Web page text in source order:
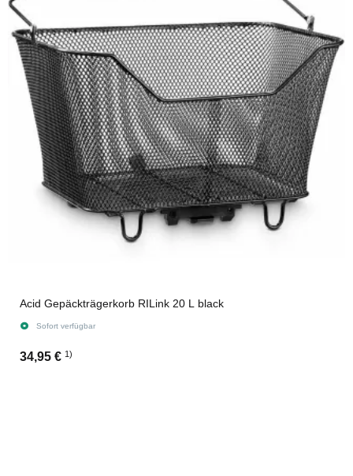
Acid Gepäckträgerkorb RILink 20 L black
Sofort verfügbar
34,95 € 1)